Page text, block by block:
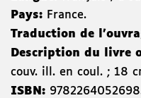
Pays: France.
Traduction de
Description du livre
couv. ill. en coul. ; 18
ISBN: 9782264052698